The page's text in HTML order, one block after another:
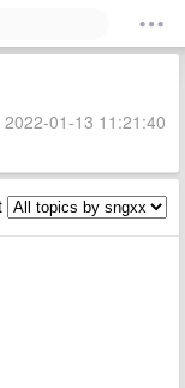
01-13 11:21:40